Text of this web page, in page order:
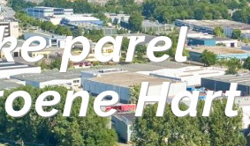
parel
Hart